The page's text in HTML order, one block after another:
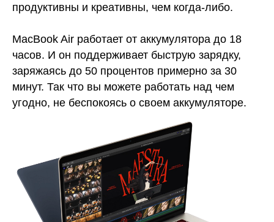
продуктивны и креативны, чем когда-либо.
MacBook Air работает от аккумулятора до 18
часов. И он поддерживает быструю зарядку,
заряжаясь до 50 процентов примерно за 30
минут. Так что вы можете работать над чем
угодно, не беспокоясь о своем аккумуляторе.